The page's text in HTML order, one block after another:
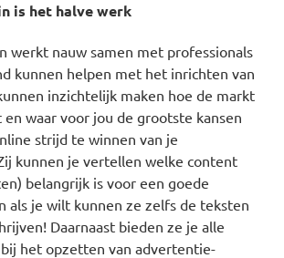
is het halve werk
werkt nauw samen met professionals
kunnen helpen met het inrichten van
inzichtelijk maken hoe de markt
waar voor jou de grootste kansen
strijd te winnen van je
kunnen je vertellen welke content
belangrijk is voor een goede
als je wilt kunnen ze zelfs de teksten
Daarnaast bieden ze je alle
het opzetten van advertentie-